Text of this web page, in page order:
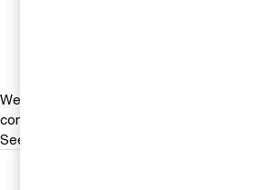
We help you meet tomorrow’s tech demands
compete at a speed that rewrites the rules
See how